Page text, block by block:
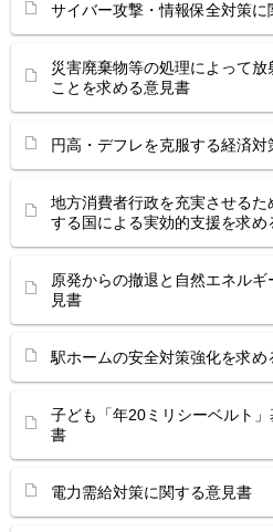
サイバー攻撃・情報保全対策に
災害廃棄物等の処理によって
ことを求める意見書
円高・デフレを克服する経済
地方消費者行政を充実させる
する国による実効的支援を求め
原発からの撤退と自然エネル
見書
駅ホームの安全対策強化を求め
子ども「年20ミリシーベルト
書
電力需給対策に関する意見書